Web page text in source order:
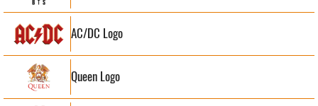
AC/DC Logo
Queen Logo